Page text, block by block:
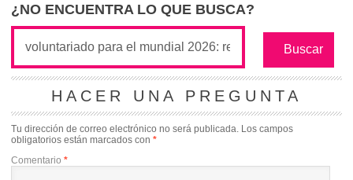
¿NO ENCUENTRA LO QUE BUSCA?
HACER UNA PREGUNTA
Tu dirección de correo electrónico no será publicada. Los campos
obligatorios están marcados con *
Comentario *